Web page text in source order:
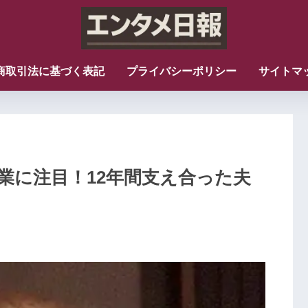
取引法に基づく表記 プライバシーポリシー サイトマ
に注目！12年間支え合った夫